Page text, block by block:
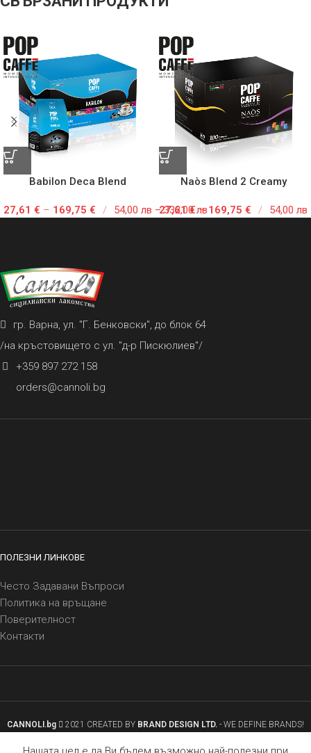
Babilon Deca Blend
27,61 € – 169,75 € / 54,00 лв – 332,00 лв
Naòs Blend 2 Creamy
27,61€–169,75 € / 54,00
гр. Варна, ул. "Г. Бенковски", до блок 64
/на кръстовището с ул. "д-р Пискюлиев"/
+359 897 272 158
orders@cannoli.bg
ПОЛЕЗНИ ЛИНКОВЕ
Често Задавани Въпроси
Политика на връщане
Поверителност
Контакти
CANNOLI.bg 2021 CREATED BY BRAND DESIGN LTD. - WE DEFINE BRANDS!